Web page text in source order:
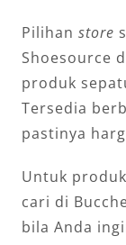
Pilihan store
Shoesource
produk
Tersedia
pastinya
Untuk
cari di
bila Anda